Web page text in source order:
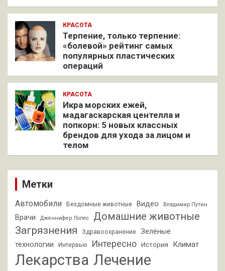
КРАСОТА
Терпение, только терпение:
«болевой» рейтинг самых
популярных пластических
операций
КРАСОТА
Икра морских ежей,
мадагаскарская центелла и
попкорн: 5 новых классных
брендов для ухода за лицом и
телом
Метки
Автомобили Бездомные животные Видео Владимир Путин
Врачи Дженнифер Лопес
Домашние животные
Загрязнения
Здравоохранение
Зелёные
технологии
Интервью Интересно История Климат
Лекарства Лечение